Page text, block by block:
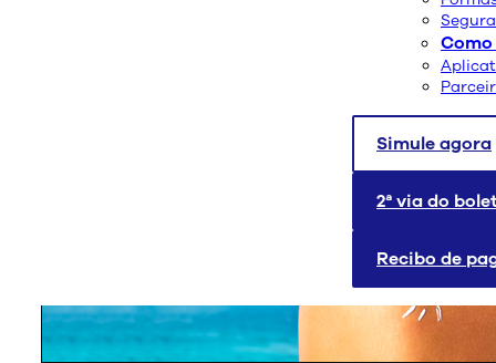
Simule agora
2ª via do
Recibo de